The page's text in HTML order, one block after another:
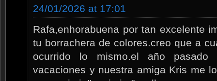
24/01/2026 at 17:01
Rafa,enhorabuena por tan excelente
tu borrachera de colores.creo que a
ocurrido lo mismo.el año
vacaciones y nuestra amiga Kris me